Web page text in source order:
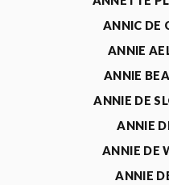
ANNIC DE
ANNIE
ANNIE
ANNIE DE
ANNIE
ANNIE DE
ANNIE